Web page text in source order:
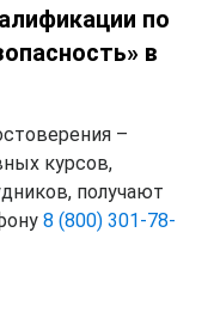
по
в
–
курсов,
получают
8 (800) 301-78-